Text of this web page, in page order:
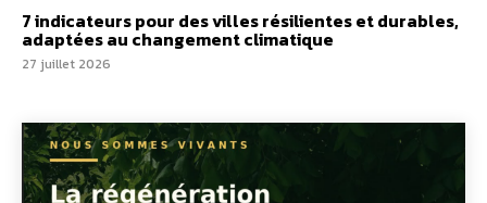
7 indicateurs pour des villes résilientes et durables,
adaptées au changement climatique
27 juillet 2026